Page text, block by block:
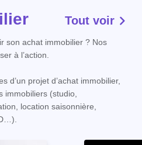
Tout voir
son achat immobilier ? Nos
à l’action.
d’un projet d’achat immobilier,
immobiliers (studio,
location saisonnière,